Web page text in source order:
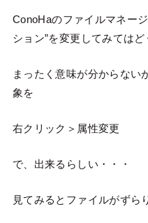
ConoHaのファイルマネー
ション”を変更してみてはど
まったく意味が分からない
象を
右クリック＞属性変更
で、出来るらしい・・・
見てみるとファイルがずら